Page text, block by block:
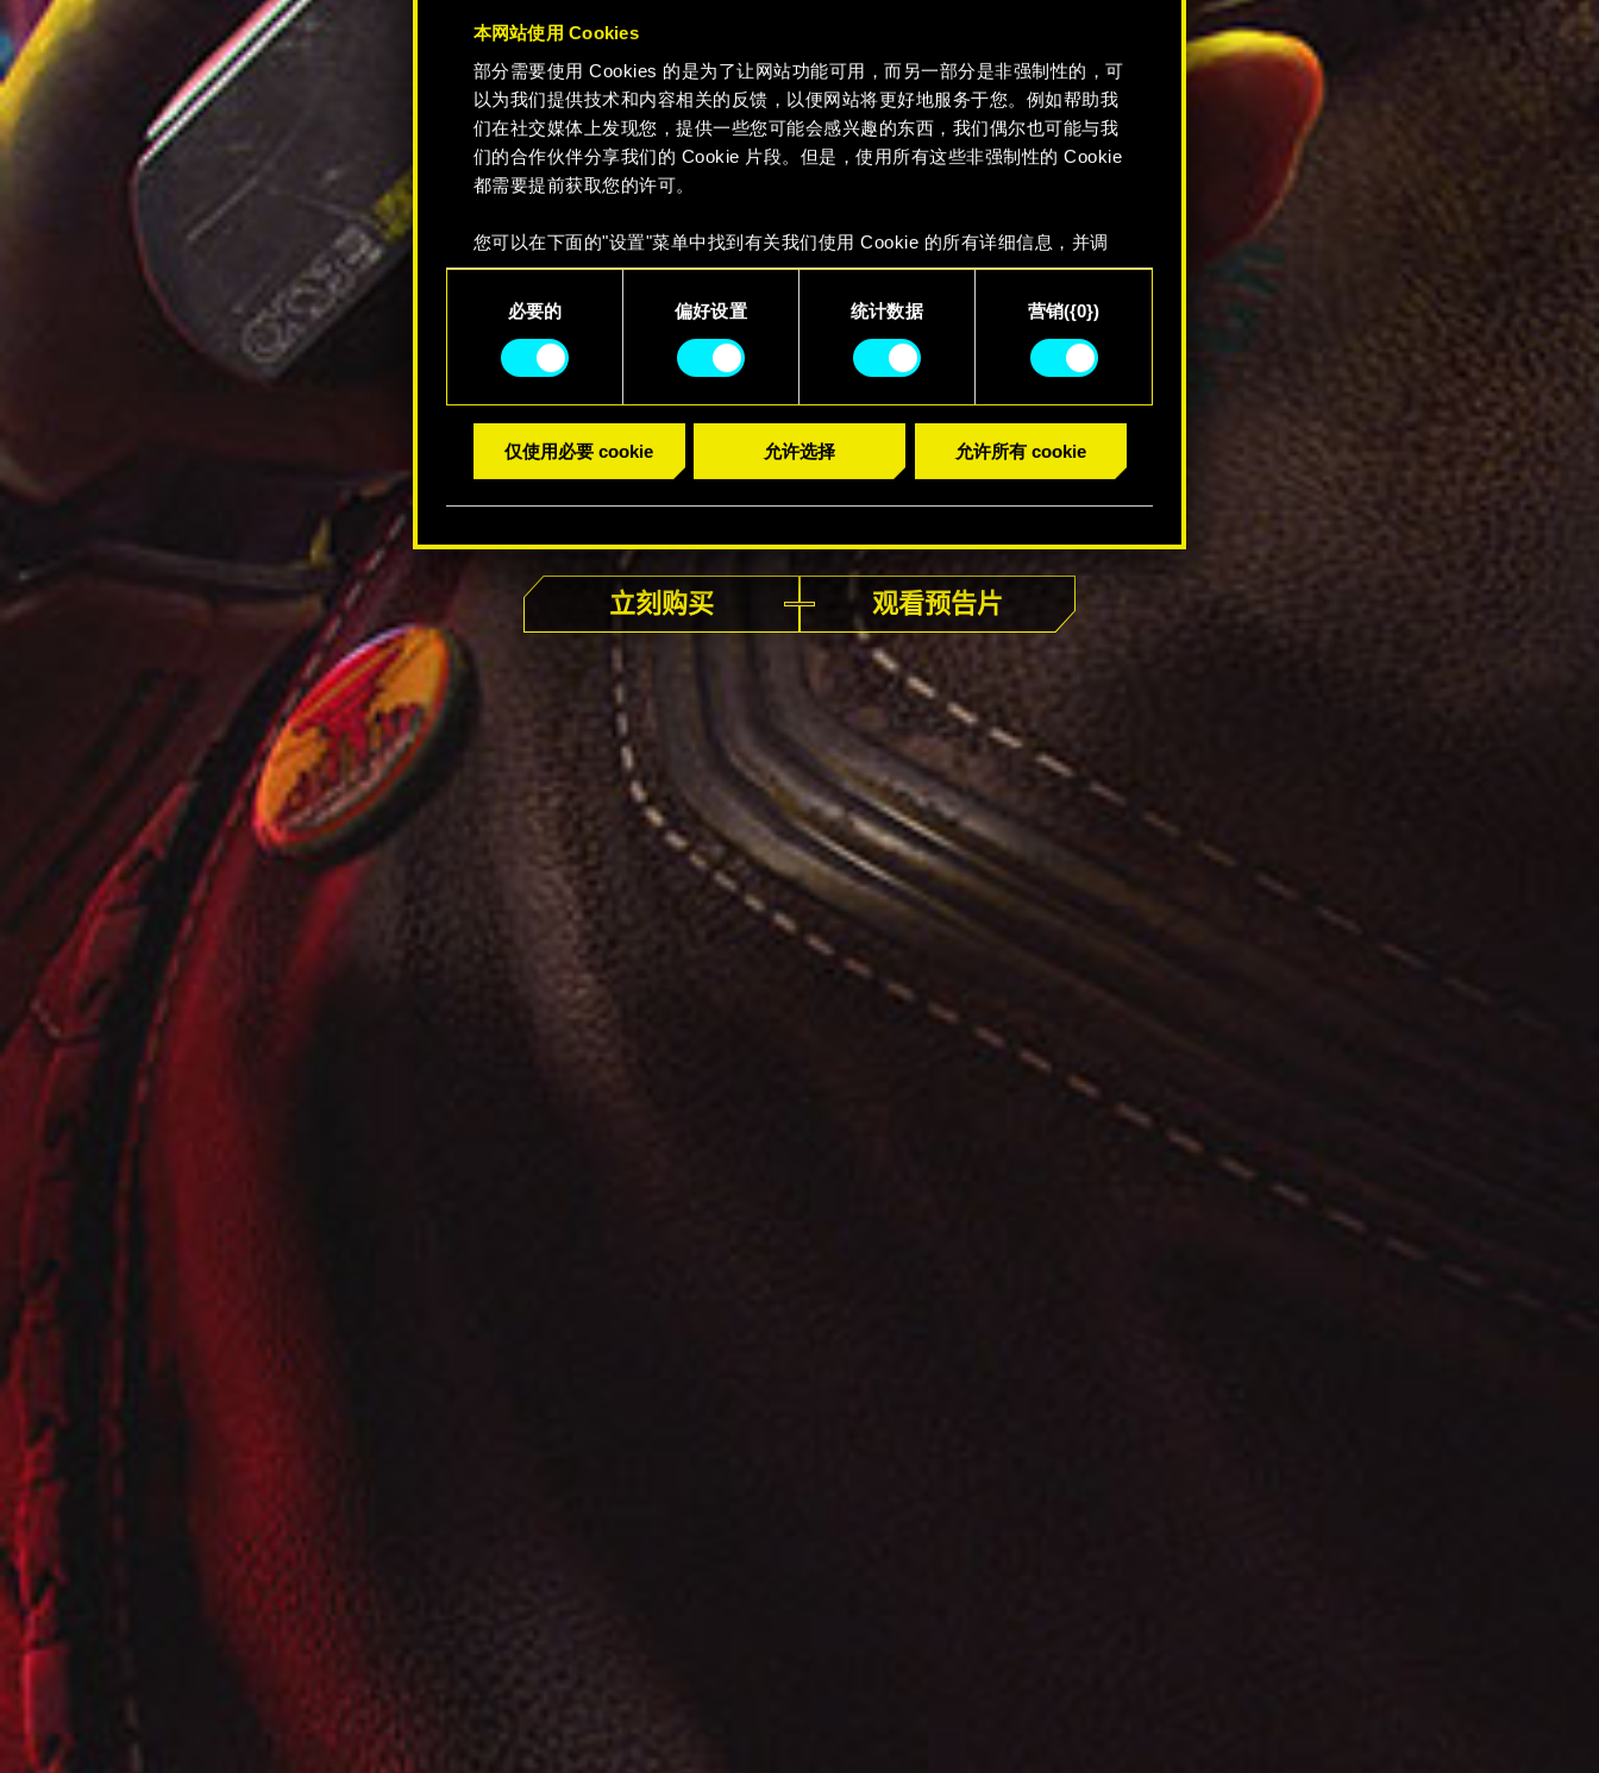
本网站使用 Cookies
部分需要使用 Cookies 的是为了让网站功能可用，而另一部分是非强制性的，可
以为我们提供技术和内容相关的反馈，以便网站将更好地服务于您。例如帮助我
们在社交媒体上发现您，提供一些您可能会感兴趣的东西，我们偶尔也可能与我
们的合作伙伴分享我们的 Cookie 片段。但是，使用所有这些非强制性的 Cookie
都需要提前获取您的许可。
您可以在下面的"设置"菜单中找到有关我们使用 Cookie 的所有详细信息，并调
整您对 Cookie 的偏好。一旦您了解了其中的内容并准备好继续，请点击"确
定"。
必要的 偏好设置 统计数据 营销({0})
仅使用必要 cookie 允许选择 允许所有 cookie
立刻购买 观看预告片